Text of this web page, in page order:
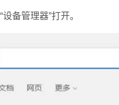
备管理器”打开。